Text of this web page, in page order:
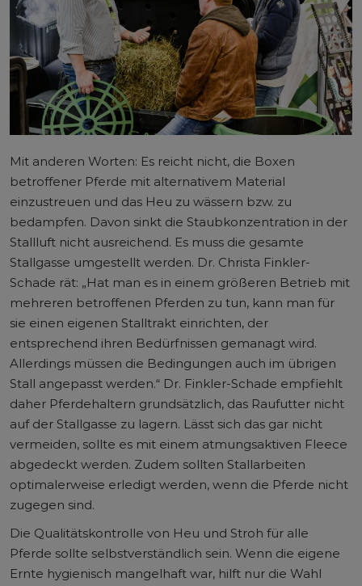
Mit anderen Worten: Es reicht nicht, die Boxen
betroffener Pferde mit alternativem Material
einzustreuen und das Heu zu wässern bzw. zu
bedampfen. Davon sinkt die Staubkonzentration in der
Stallluft nicht ausreichend. Es muss die gesamte
Stallgasse umgestellt werden. Dr. Christa Finkler-
Schade rät: „Hat man es in einem größeren Betrieb mit
mehreren betroffenen Pferden zu tun, kann man für
sie einen eigenen Stalltrakt einrichten, der
entsprechend ihren Bedürfnissen gemanagt wird.
Allerdings müssen die Bedingungen auch im übrigen
Stall angepasst werden.“ Dr. Finkler-Schade empfiehlt
daher Pferdehaltern grundsätzlich, das Raufutter nicht
auf der Stallgasse zu lagern. Lässt sich das gar nicht
vermeiden, sollte es mit einem atmungsaktiven Fleece
abgedeckt werden. Zudem sollten Stallarbeiten
optimalerweise erledigt werden, wenn die Pferde nicht
zugegen sind.
Die Qualitätskontrolle von Heu und Stroh für alle
Pferde sollte selbstverständlich sein. Wenn die eigene
Ernte hygienisch mangelhaft war, hilft nur die Wahl